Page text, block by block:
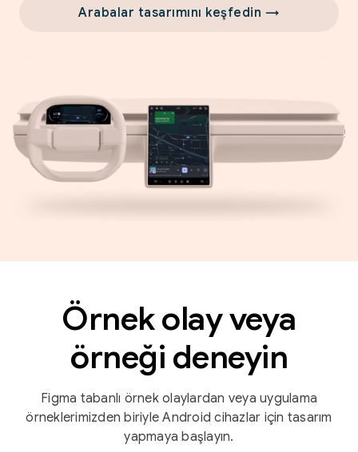
Arabalar tasarımını keşfedin →
Örnek olay veya
örneği deneyin
Figma tabanlı örnek olaylardan veya uygulama
örneklerimizden biriyle Android cihazlar için tasarım
yapmaya başlayın.